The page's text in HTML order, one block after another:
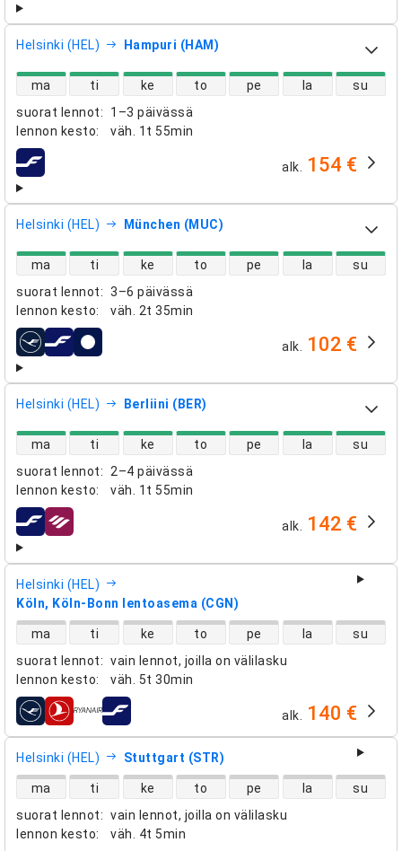
Helsinki (HEL) Hampuri (HAM)
suorat lennot:
1–3 päivässä
lennon kesto: väh. 1t 55min
suorien lentojen saatavuus
ma ti ke to pe la su
lentoyhtiöt alk. 154 €
Helsinki (HEL) München (MUC)
suorat lennot: 3–6 päivässä
lennon kesto: väh. 2t 35min
suorien lentojen saatavuus
ma ti ke to pe la su
lentoyhtiöt alk. 102 €
Helsinki (HEL) Berliini (BER)
suorat lennot: 2–4 päivässä
lennon kesto: väh. 1t 55min
suorien lentojen saatavuus
ma ti ke to pe la su
lentoyhtiöt alk. 142 €
Helsinki (HEL)
Köln, Köln-Bonn lentoasema (CGN)
suorat lennot: vain lennot, joilla on välilasku
lennon kesto: väh. 5t 30min
suorien lentojen saatavuus
ma ti ke to pe la su
lentoyhtiöt alk. 140 €
Helsinki (HEL) Stuttgart (STR)
suorat lennot: vain lennot, joilla on välilasku
lennon kesto: väh. 4t 5min
suorien lentojen saatavuus
ma ti ke to pe la su